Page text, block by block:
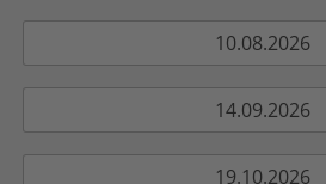
10.08.2026
14.09.2026
19.10.2026